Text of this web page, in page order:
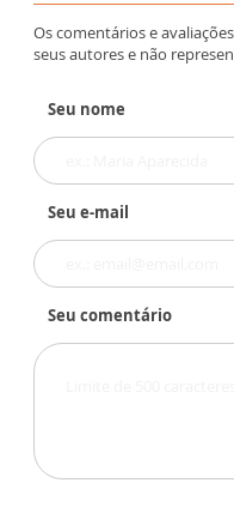
Os comentários e
seus autores e não
Seu nome
Seu e-mail
Seu comentário